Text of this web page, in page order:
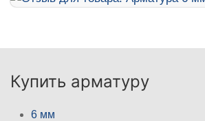
Купить арматуру
6 мм